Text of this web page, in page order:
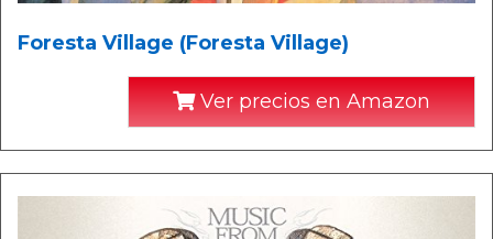
Foresta Village (Foresta Village)
Ver precios en Amazon